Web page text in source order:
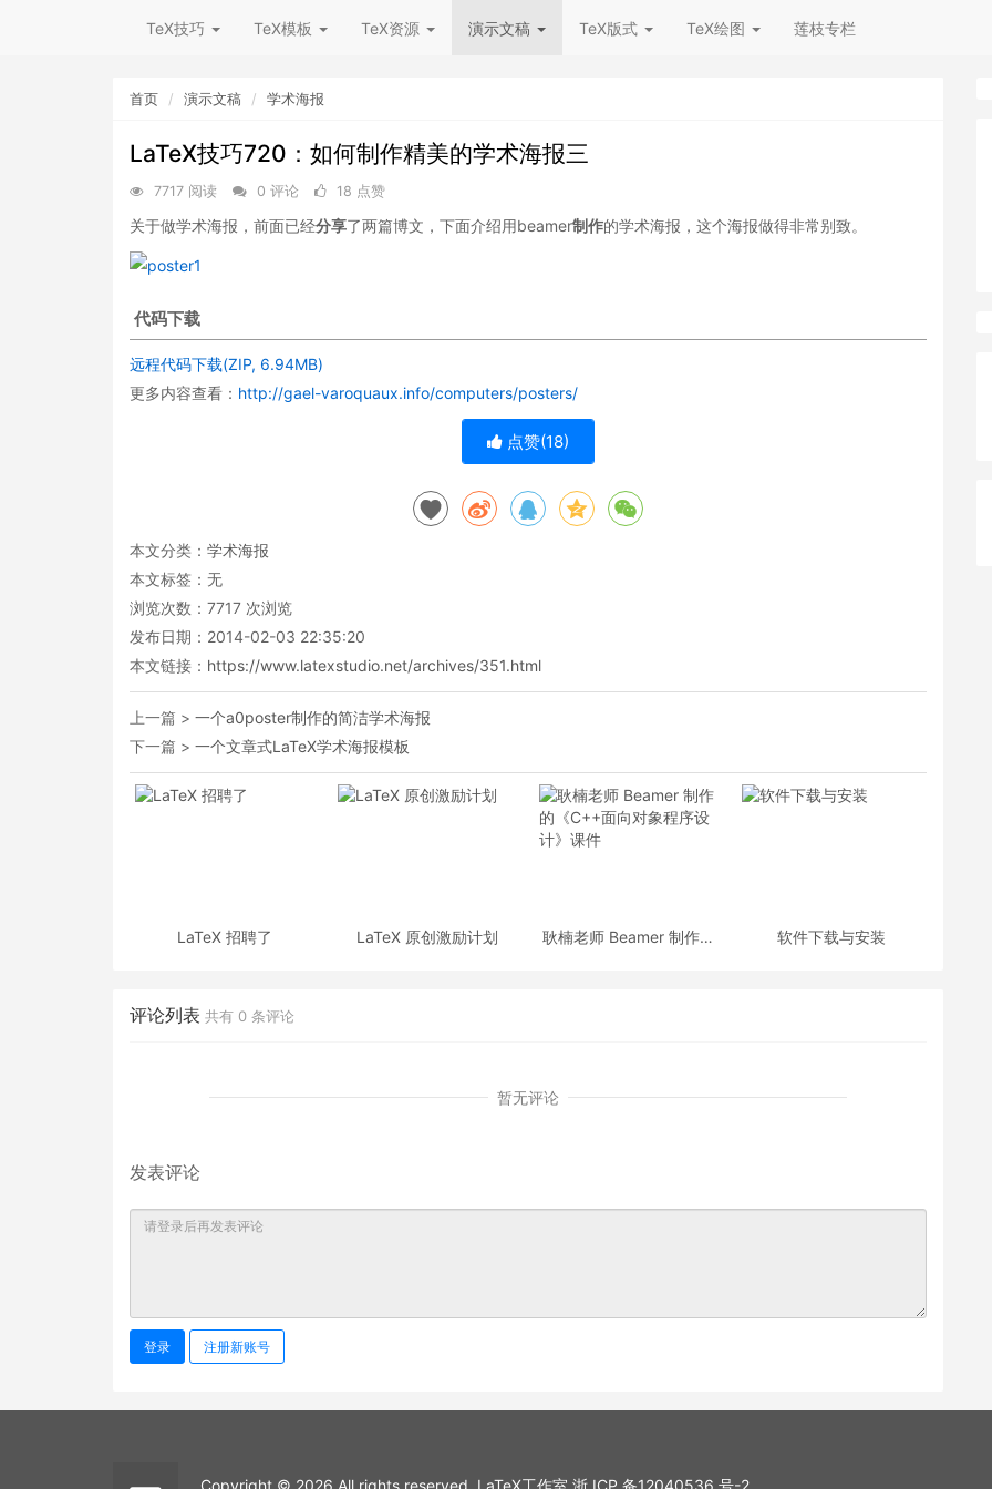
TeX技巧 TeX模板 TeX资源 演示文稿 TeX版式 TeX绘图 莲枝专栏
首页 演示文稿 学术海报
LaTeX技巧720：如何制作精美的学术海报三
7717 阅读 0 评论 18 点赞
关于做学术海报，前面已经分享了两篇博文，下面介绍用beamer制作的学术海报，这个海报做得非常别致。
代码下载
远程代码下载(ZIP, 6.94MB)
更多内容查看： http://gael-varoquaux.info/computers/posters/
点赞(18)
本文分类： 学术海报
本文标签：无
浏览次数： 7717 次浏览
发布日期：2014-02-03 22:35:20
本文链接： https://www.latexstudio.net/archives/351.html
上一篇 > 一个a0poster制作的简洁学术海报
下一篇 > 一个文章式LaTeX学术海报模板
LaTeX 招聘了 LaTeX 原创激励计划
耿楠老师 Beamer 制作的
软件下载与安装
评论列表 共有 0 条评论
暂无评论
发表评论
登录 注册新账号
Copyright © 2026 All rights reserved. LaTeX工作室 浙 ICP 备12040536 号-2